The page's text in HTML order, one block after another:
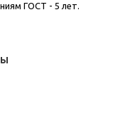
ГОСТ - 5 лет.